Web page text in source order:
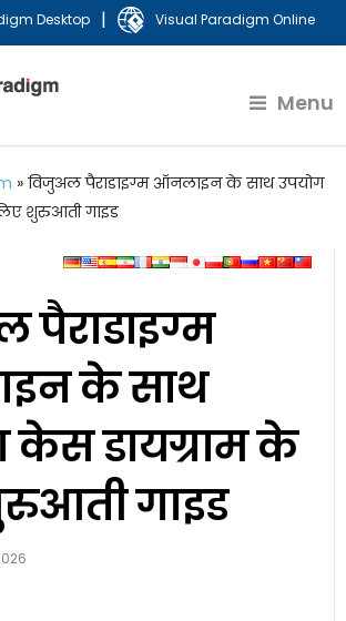
Desktop | Visual Paradigm Online
Menu
»विजुअल पैराडाइग्म ऑनलाइन के साथ उपयोग
शुरुआती गाइड
पैराडाइग्म
के साथ
केस डायग्राम के
गाइड